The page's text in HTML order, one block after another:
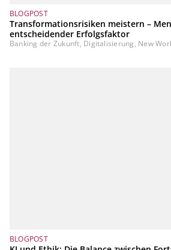
BLOGPOST
Transformationsrisiken meistern –
entscheidender Erfolgsfaktor
Banking der Zukunft, Digitalisierung, New
BLOGPOST